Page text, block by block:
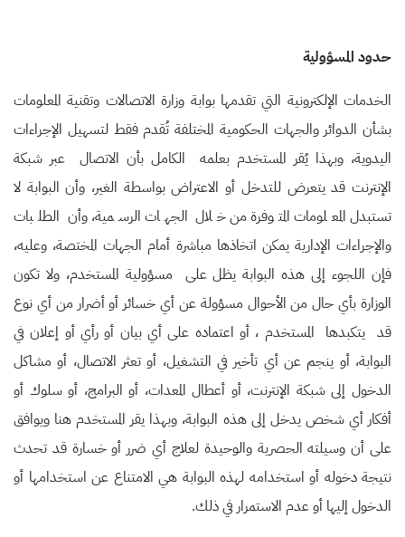
حدود المسؤولية
الخدمات الإلكترونية التي تقدمها بوابة وزارة الاتصالات وتقنية المعلومات
بشأن الدوائر والجهات الحكومية المختلفة تُقدم فقط لتسهيل الإجراءات
اليدوية، وبهذا يُقر المستخدم بعلمه الكامل بأن الاتصال عبر شبكة
الإنترنت قد يتعرض للتدخل أو الاعتراض بواسطة الغير، وأن البوابة لا
تستبدل المعلومات المتوفرة من خلال الجهات الرسمية، وأن الطلبات
والإجراءات الإدارية يمكن اتخاذها مباشرة أمام الجهات المختصة، وعليه،
فإن اللجوء إلى هذه البوابة يظل على مسؤولية المستخدم، ولا تكون
الوزارة بأي حال من الأحوال مسؤولة عن أي خسائر أو أضرار من أي نوع
قد يتكبدها المستخدم ، أو اعتماده على أي بيان أو رأي أو إعلان في
البوابة، أو ينجم عن أي تأخير في التشغيل، أو تعثر الاتصال، أو مشاكل
الدخول إلى شبكة الإنترنت، أو أعطال المعدات، أو البرامج، أو سلوك أو
أفكار أي شخص يدخل إلى هذه البوابة، وبهذا يقر المستخدم هنا ويوافق
على أن وسيلته الحصرية والوحيدة لعلاج أي ضرر أو خسارة قد تحدث
نتيجة دخوله أو استخدامه لهذه البوابة هي الامتناع عن استخدامها أو
الدخول إليها أو عدم الاستمرار في ذلك.